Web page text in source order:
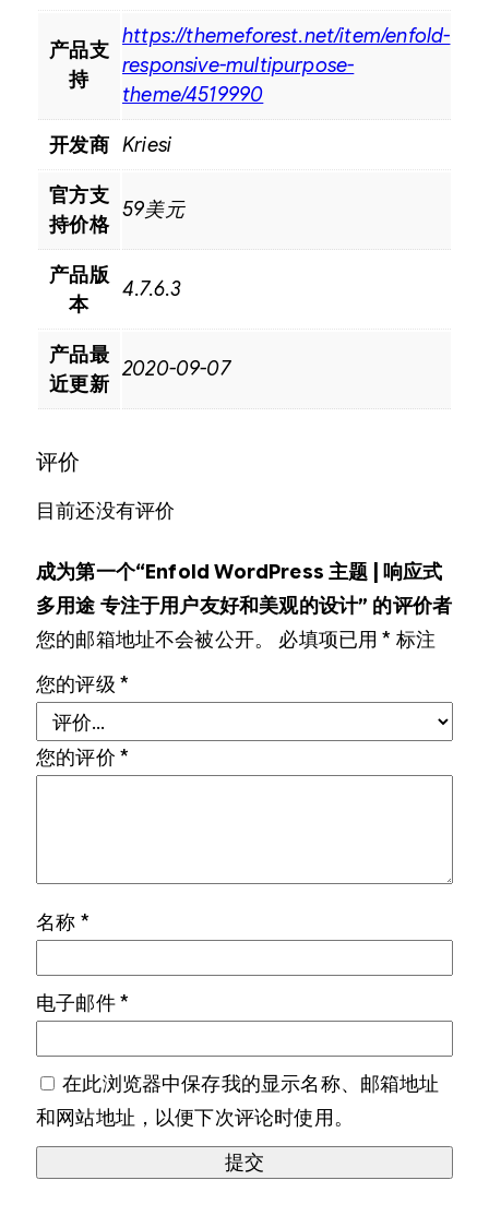
产品支
持
https://themeforest.net/item/enfold-
responsive-multipurpose-
theme/4519990
开发商 Kriesi
官方支
持价格
59美元
产品版
本
4.7.6.3
产品最
近更新
2020-09-07
评价
目前还没有评价
成为第一个“Enfold WordPress 主题 | 响应式
多用途 专注于用户友好和美观的设计” 的评价者
您的邮箱地址不会被公开。
必填项已用* 标注
您的评级 *
您的评价 *
名称 *
电子邮件*
在此浏览器中保存我的显示名称、邮箱地址
和网站地址，以便下次评论时使用。